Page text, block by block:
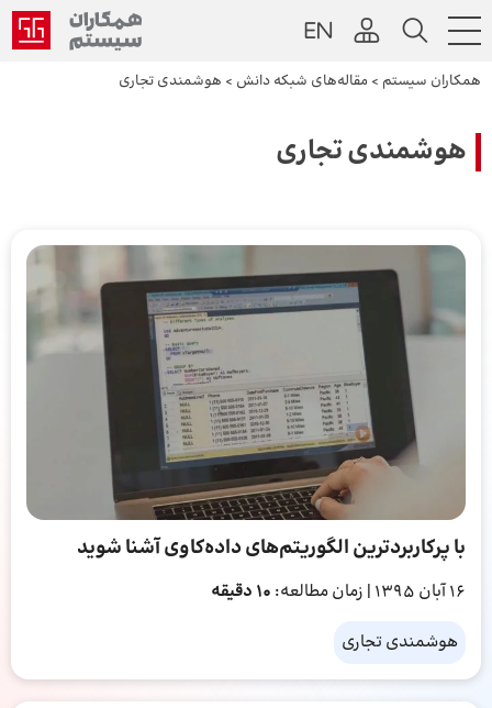
همکاران سیستم > مقاله‌های شبکه دانش > هوشمندی تجاری
هوشمندی تجاری
با پرکاربردترین الگوریتم‌های داده‌کاوی آشنا شوید
16 آبان 1395 | زمان مطالعه: 10 دقیقه
هوشمندی تجاری